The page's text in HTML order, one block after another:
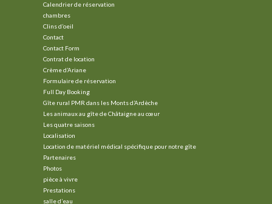
Calendrier de réservation
chambres
Clins d’oeil
Contact
Contact Form
Contrat de location
Crème d’Ariane
Formulaire de réservation
Full Day Booking
Gîte rural PMR dans les Monts d’Ardèche
Les animaux au gîte de Châtaigne au cœur
Les quatre saisons
Localisation
Location de matériel médical spécifique pour notre gîte
Partenaires
Photos
pièce à vivre
Prestations
salle d’eau